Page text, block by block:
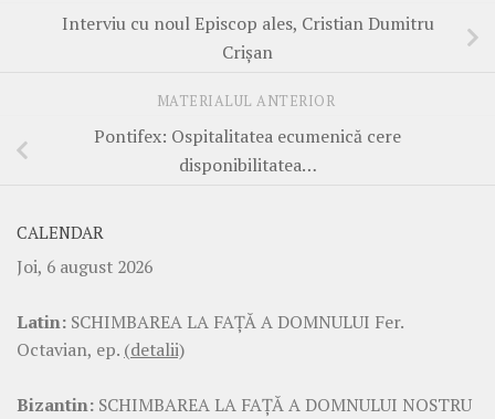
Interviu cu noul Episcop ales, Cristian Dumitru
Crișan
MATERIALUL ANTERIOR
Pontifex: Ospitalitatea ecumenică cere
disponibilitatea…
CALENDAR
Joi, 6 august 2026
Latin: SCHIMBAREA LA FAŢĂ A DOMNULUI Fer.
Octavian, ep. (detalii)
Bizantin: SCHIMBAREA LA FAŢĂ A DOMNULUI NOSTRU